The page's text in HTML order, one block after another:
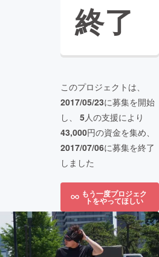
終了
このプロジェクトは、
2017/05/23に募集を開始
し、 5人の支援により
43,000円の資金を集め、
2017/07/06に募集を終了
しました
もう一度プロジェク
トをやってほしい